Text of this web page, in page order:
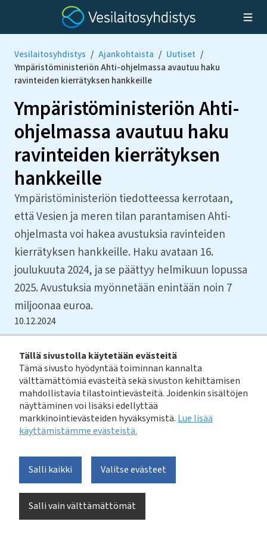
Tällä sivustolla käytetään evästeitä
Tämä sivusto hyödyntää toiminnan kannalta
välttämättömiä evästeitä sekä sivuston kehittämisen
mahdollistavia tilastointievästeitä. Joidenkin sisältöjen
näyttäminen voi lisäksi edellyttää
markkinointievästeiden hyväksymistä. Lue lisää
käyttämistämme evästeistä.​​​​​​
Salli kaikki
Salli vain välttämättömät
Valitse evästeet
Vesilaitosyhdistys / Ajankohtaista / Uutiset /
Ympäristöministeriön Ahti-ohjelmassa avautuu haku
ravinteiden kierrätyksen hankkeille
Ympäristöministeriön Ahti-
ohjelmassa avautuu haku
ravinteiden kierrätyksen
hankkeille
Ympäristöministeriön tiedotteessa kerrotaan,
että Vesien ja meren tilan parantamisen Ahti-
ohjelmasta voi hakea avustuksia ravinteiden
kierrätyksen hankkeille. Haku avataan 16.
joulukuuta 2024, ja se päättyy helmikuun lopussa
2025. Avustuksia myönnetään enintään noin 7
miljoonaa euroa.
10.12.2024
Lue alkuperäinen tiedote valtioneuvoston
verkkopalvelusta tästä linkistä:
https://valtioneuvosto.fi/-/1410903/ymparistoministerion-
ahti-ohjelmassa-avautuu-haku-ravinteiden-
kierratyksen-hankkeille
Ravinteiden kiertotalous vähentää ravinnekuormitusta
vesistöihin ja on tärkeä osa kestävää ruokaketjua.
Ravinteiden kierrätyksen hyötyjen saavuttaminen
edellyttää toiminnan tehokasta skaalautumista ja
ratkaisujen laajaa käyttöönottoa.